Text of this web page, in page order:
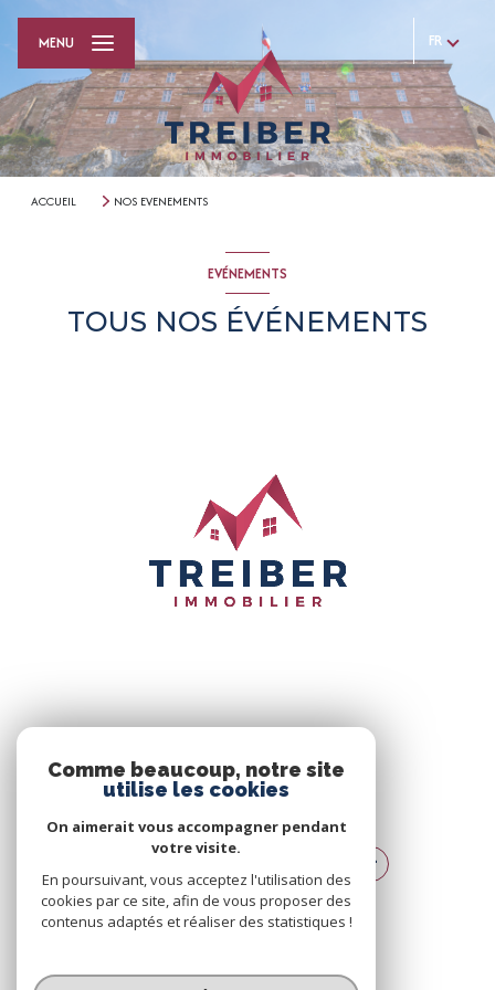
FR
MENU
ACCUEIL NOS EVENEMENTS
EVÉNEMENTS
TOUS NOS ÉVÉNEMENTS
NOUS SUIVRE
© 2026 | Tous droits réservés
Comme beaucoup, notre site
utilise les cookies
On aimerait vous accompagner pendant
votre visite.
En poursuivant, vous acceptez l'utilisation des
cookies par ce site, afin de vous proposer des
contenus adaptés et réaliser des statistiques !